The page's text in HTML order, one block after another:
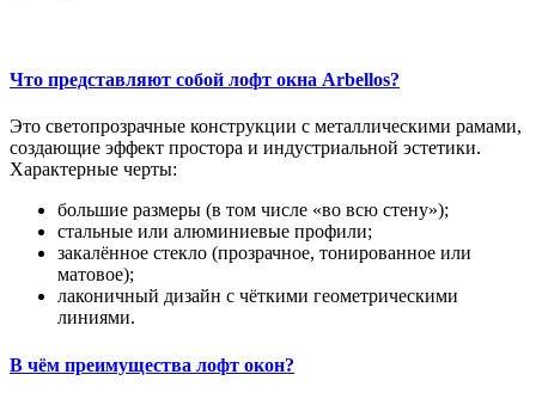
Что представляют собой лофт окна Arbellos?
Это светопрозрачные конструкции с металлическими рамами,
создающие эффект простора и индустриальной эстетики.
Характерные черты:
большие размеры (в том числе «во всю стену»);
стальные или алюминиевые профили;
закалённое стекло (прозрачное, тонированное или
матовое);
лаконичный дизайн с чёткими геометрическими
линиями.
В чём преимущества лофт окон?